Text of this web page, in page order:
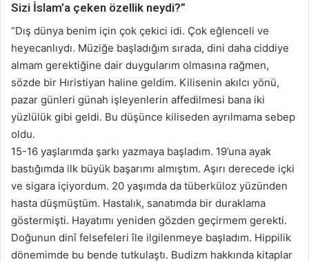
Sizi İslam’a çeken özellik neydi?”
“Dış dünya benim için çok çekici idi. Çok eğlenceli ve
heyecanlıydı. Müziğe başladığım sırada, dini daha ciddiye
almam gerektiğine dair duygularım olmasına rağmen,
sözde bir Hıristiyan haline geldim. Kilisenin akılcı yönü,
pazar günleri günah işleyenlerin affedilmesi bana iki
yüzlülük gibi geldi. Bu düşünce kiliseden ayrılmama sebep
oldu.
15-16 yaşlarımda şarkı yazmaya başladım. 19’una ayak
bastığımda ilk büyük başarımı almıştım. Aşırı derecede içki
ve sigara içiyordum. 20 yaşımda da tüberküloz yüzünden
hasta düşmüştüm. Hastalık, sanatımda bir duraklama
göstermişti. Hayatımı yeniden gözden geçirmem gerekti.
Doğunun dinî felsefeleri île ilgilenmeye başladım. Hippilik
dönemimde bu bende tutkulaştı. Budizm hakkında kitaplar